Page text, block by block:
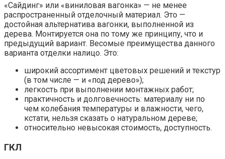
«Сайдинг» или «виниловая вагонка» — не менее
распространенный отделочный материал. Это —
достойная альтернатива вагонки, выполненной из
дерева. Монтируется она по тому же принципу, что и
предыдущий вариант. Весомые преимущества данного
варианта отделки налицо. Это:
широкий ассортимент цветовых решений и текстур
(в том числе — и «под дерево»);
легкость при выполнении монтажных работ;
практичность и долговечность: материалу ни по
чем колебания температуры и влажности, чего,
кстати, нельзя сказать о натуральном дереве;
относительно невысокая стоимость, доступность.
ГКЛ